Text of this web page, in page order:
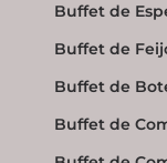
Buffet de
Buffet de
Buffet de
Buffet de